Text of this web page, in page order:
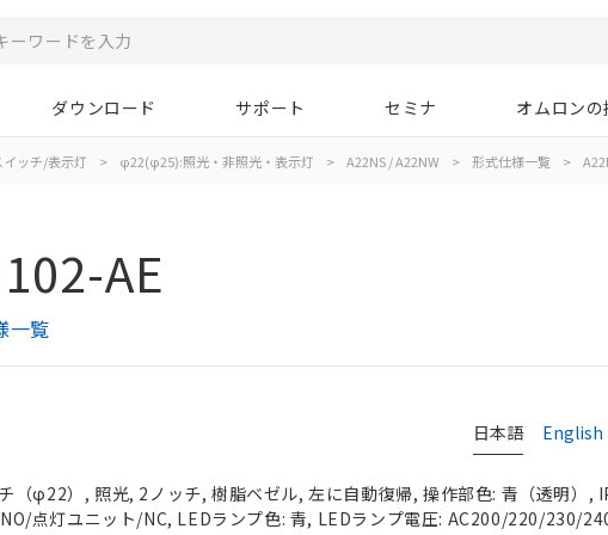
ダウンロード サポート セミナ オムロン
ッチ/表示灯 > φ22(φ25):照光・非照光・表示灯 > A22NS / A22NW > 形式仕様一覧 >
AE
一覧
日本語 English
（φ22）, 照光, 2ノッチ, 樹脂ベゼル, 左に自動復帰, 操作部色: 青（透明）,
点灯ユニット/NC, LEDランプ色: 青, LEDランプ電圧: AC200/220/230/